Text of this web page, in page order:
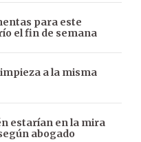
para este
el fin de semana
a la misma
estarían en la mira
abogado